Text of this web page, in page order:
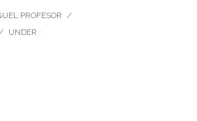
PROFESOR /
UNDER :